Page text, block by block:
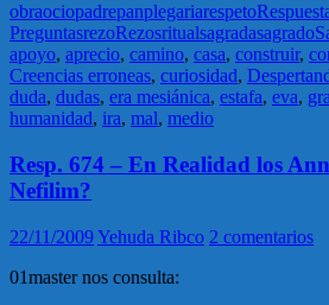
obraociopadrepanplegariarespeto
PreguntasrezoRezosritualsagradasagrado
apoyo, aprecio, camino, casa, construir,
Creencias erroneas, curiosidad,
duda, dudas, era mesiánica, estafa, eva,
humanidad, ira, mal, medio
Resp. 674 – En Realidad los
Nefilim?
22/11/2009Yehuda Ribco 2 comentarios
01master nos consulta: